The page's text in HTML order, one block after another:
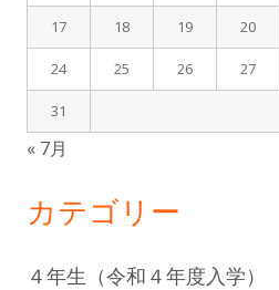
17 18 19 20
24 25 26 27
31
« 7月
カテゴリー
４年生（令和４年度入学）